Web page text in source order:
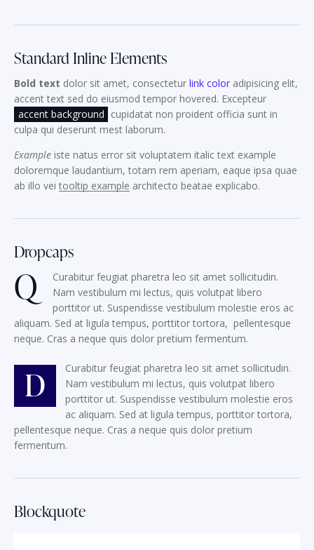
Standard Inline Elements
Bold text dolor sit amet, consectetur link color adipisicing elit,
accent text sed do eiusmod tempor hovered. Excepteur
accent background cupidatat non proident officia sunt in
culpa qui deserunt mest laborum.
Example iste natus error sit voluptatem italic text example
doloremque laudantium, totam rem aperiam, eaque ipsa quae
ab illo vei tooltip example architecto beatae explicabo.
Dropcaps
Q
Curabitur feugiat pharetra leo sit amet sollicitudin.
Nam vestibulum mi lectus, quis volutpat libero
porttitor ut. Suspendisse vestibulum molestie eros ac
aliquam. Sed at ligula tempus, porttitor tortora, pellentesque
neque. Cras a neque quis dolor pretium fermentum.
D
Curabitur feugiat pharetra leo sit amet sollicitudin.
Nam vestibulum mi lectus, quis volutpat libero
porttitor ut. Suspendisse vestibulum molestie eros
ac aliquam. Sed at ligula tempus, porttitor tortora,
pellentesque neque. Cras a neque quis dolor pretium
fermentum.
Blockquote